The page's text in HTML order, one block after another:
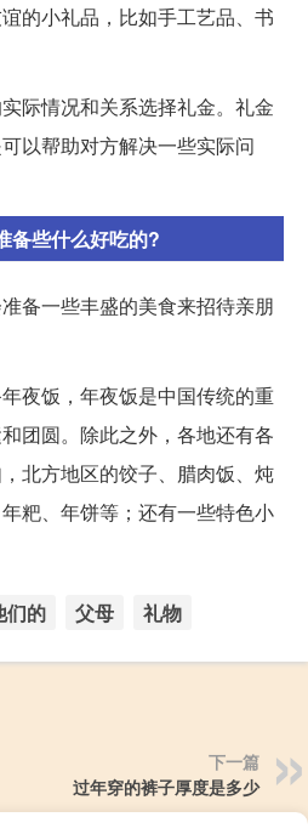
的小礼品，比如手工艺品、书
际情况和关系选择礼金。礼金
以帮助对方解决一些实际问
备些什么好吃的?
备一些丰盛的美食来招待亲朋
夜饭，年夜饭是中国传统的重
团圆。除此之外，各地还有各
北方地区的饺子、腊肉饭、炖
粑、年饼等；还有一些特色小
们的 父母 礼物
下一篇
过年穿的裤子厚度是多少